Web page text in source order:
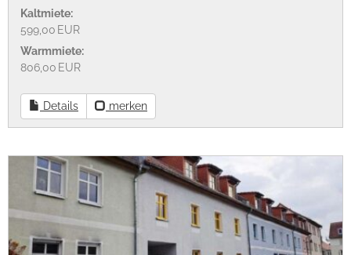
Kaltmiete:
599,00 EUR
Warmmiete:
806,00 EUR
Details merken